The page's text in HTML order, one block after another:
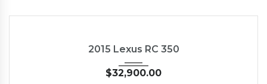
2015 Lexus RC 350
$32,900.00